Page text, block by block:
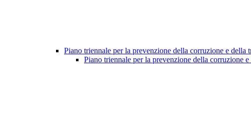
Piano triennale per la prevenzione della corruzione e della
Piano triennale per la prevenzione della corruzione